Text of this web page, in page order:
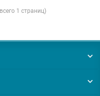
1 страниц)